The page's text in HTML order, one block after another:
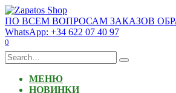
Skip
to
content
ПО ВСЕМ ВОПРОСАМ ЗАКАЗОВ
WhatsApp: +34 622 07 40 97
0
Search
for:
МЕНЮ
НОВИНКИ